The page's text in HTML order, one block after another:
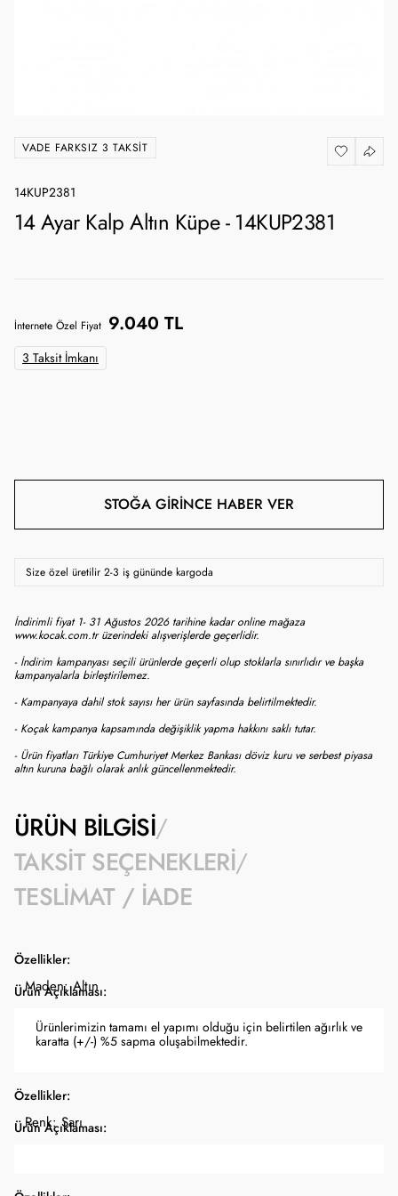
VADE FARKSIZ 3 TAKSIT
14KUP2381
14 Ayar Kalp Altın Küpe - 14KUP2381
İnternete Özel Fiyat 9.040 TL
3 Taksit İmkanı
STOĞA GIRINCE HABER VER
Size özel üretilir 2-3 iş gününde kargoda
İndirimli fiyat 1- 31 Ağustos 2026 tarihine kadar online mağaza
www.kocak.com.tr üzerindeki alışverişlerde geçerlidir.
- İndirim kampanyası seçili ürünlerde geçerli olup stoklarla sınırlıdır ve başka
kampanyalarla birleştirilemez.
- Kampanyaya dahil stok sayısı her ürün sayfasında belirtilmektedir.
- Koçak kampanya kapsamında değişiklik yapma hakkını saklı tutar.
- Ürün fiyatları Türkiye Cumhuriyet Merkez Bankası döviz kuru ve serbest piyasa
altın kuruna bağlı olarak anlık güncellenmektedir.
ÜRÜN BILGISI
TAKSIT SEÇENEKLERI
TESLIMAT / İADE
Özellikler:
Maden: Altın
Ürün Açıklaması:
Ürünlerimizin tamamı el yapımı olduğu için belirtilen ağırlık ve
karatta (+/-) %5 sapma oluşabilmektedir.
Özellikler:
Renk: Sarı
Ürün Açıklaması: